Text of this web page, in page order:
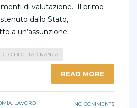
di valutazione. Il primo
dallo Stato,
a un’assunzione
DI CITTADINANZA
READ MORE
, LAVORO NO COMMENTS